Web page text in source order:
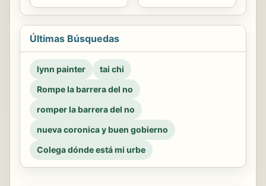
Últimas Búsquedas
lynn painter
tai chi
Rompe la barrera del no
romper la barrera del no
nueva coronica y buen gobierno
Colega dónde está mi urbe